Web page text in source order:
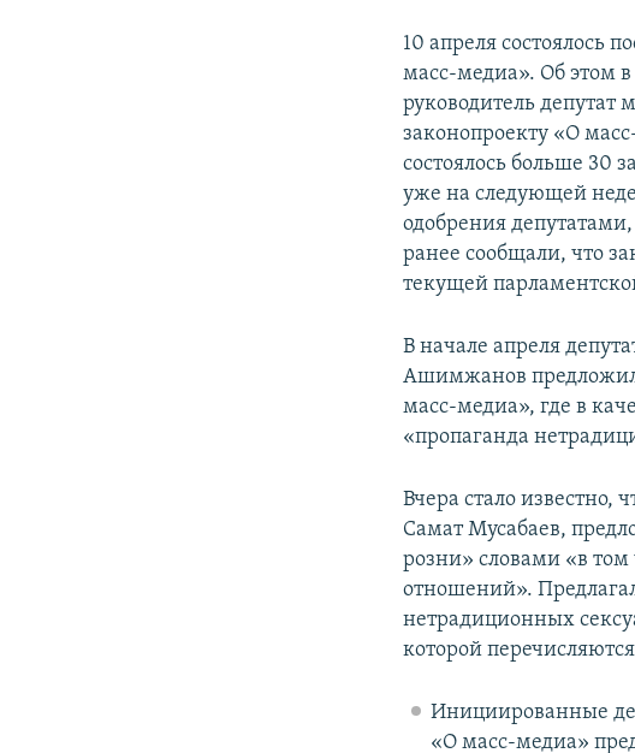
10 апреля состоялось
масс-медиа». Об этом
руководитель
законопроекту «О
состоялось больше 30
уже на следующей
одобрения депутатами,
ранее сообщали, что
текущей
В начале апреля
Ашимжанов
масс-медиа», где в
«пропаганда
Вчера стало
Самат Мусабаев,
розни» словами «в
отношений».
нетрадиционных
которой
Инициированные
«О масс-медиа»